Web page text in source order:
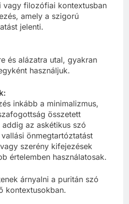
vagy filozófiai kontextusban
amely a szigorú
jelenti.
és alázatra utal, gyakran
használjuk.
inkább a minimalizmus,
összetett
az askétikus szó
önmegtartóztatást
szerény kifejezések
értelemben használatosak.
árnyalni a puritán szó
kontextusokban.